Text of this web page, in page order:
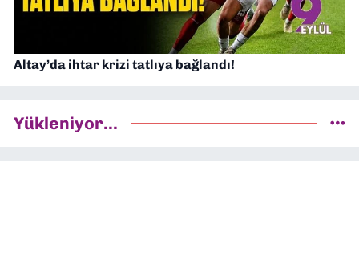
Altay’da ihtar krizi tatlıya bağlandı!
Yükleniyor...